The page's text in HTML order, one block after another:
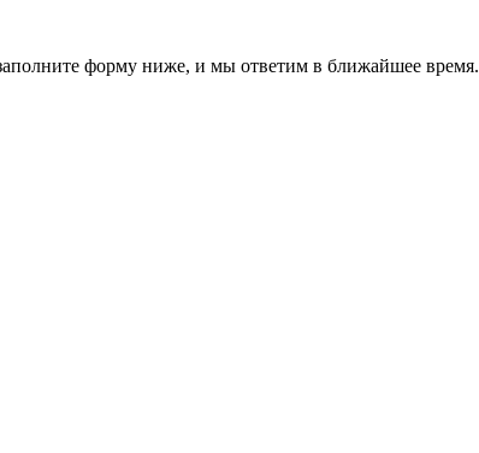
форму ниже, и мы ответим в ближайшее время.